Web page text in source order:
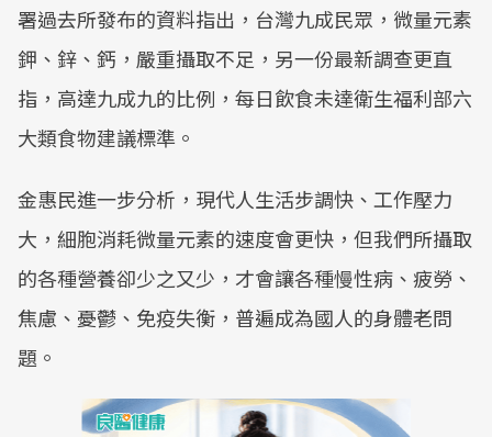
署過去所發布的資料指出，台灣九成民眾，微量元素
鉀、鋅、鈣，嚴重攝取不足，另一份最新調查更直
指，高達九成九的比例，每日飲食未達衛生福利部六
大類食物建議標準。
金惠民進一步分析，現代人生活步調快、工作壓力
大，細胞消耗微量元素的速度會更快，但我們所攝取
的各種營養卻少之又少，才會讓各種慢性病、疲勞、
焦慮、憂鬱、免疫失衡，普遍成為國人的身體老問
題。